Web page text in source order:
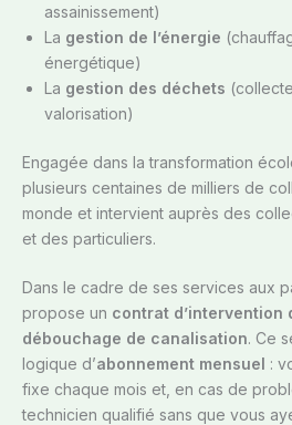
assainissement)
La gestion de l’énergie
énergétique)
La gestion des déchets
valorisation)
Engagée dans la transformation
plusieurs centaines de milliers de
monde et intervient auprès des
et des particuliers.
Dans le cadre de ses services aux
propose un contrat d’intervention
débouchage de canalisation. Ce
logique d’abonnement mensuel :
fixe chaque mois et, en cas de
technicien qualifié sans que vous